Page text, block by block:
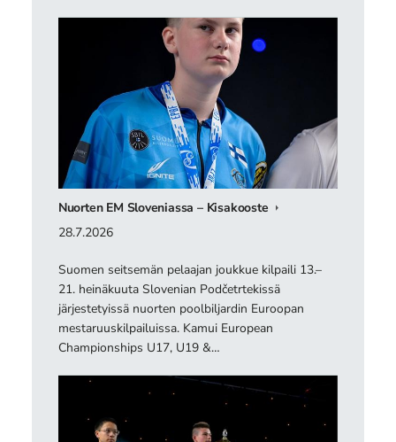
Nuorten EM Sloveniassa – Kisakooste
28.7.2026
Suomen seitsemän pelaajan joukkue kilpaili 13.–
21. heinäkuuta Slovenian Podčetrtekissä
järjestetyissä nuorten poolbiljardin Euroopan
mestaruuskilpailuissa. Kamui European
Championships U17, U19 &…